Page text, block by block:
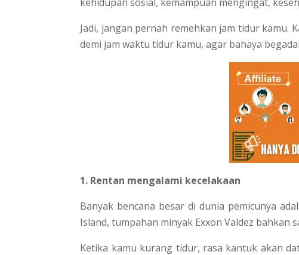
Jadi, jangan pernah remehkan jam tidur kamu.
demi jam waktu tidur kamu, agar bahaya
1. Rentan mengalami kecelakaan
Banyak bencana besar di dunia pemicunya
Island, tumpahan minyak Exxon Valdez bahkan
Ketika kamu kurang tidur, rasa kantuk akan